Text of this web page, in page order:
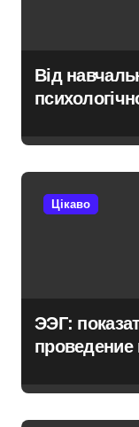
Від
унікальний
молоді
Цікаво
ЭЭГ:
проведение